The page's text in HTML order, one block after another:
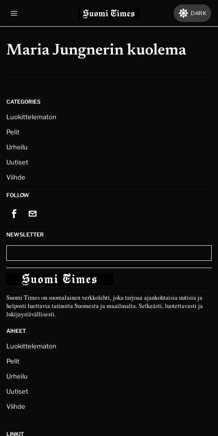
DARK
Maria Jungnerin kuolema
CATEGORIES
Luokittelematon
Pelit
Urheilu
Uutiset
Viihde
FOLLOW
NEWSLETTER
Suomi Times on suomalainen verkkolehti, joka tarjoaa ajankohtaisia uutisia ja
helposti luettavia tarinoita Suomesta ja maailmalta. Selkeästi, luotettavasti ja
lukijaystävällisesti.
AIHEET
Luokittelematon
Pelit
Urheilu
Uutiset
Viihde
LINKIT